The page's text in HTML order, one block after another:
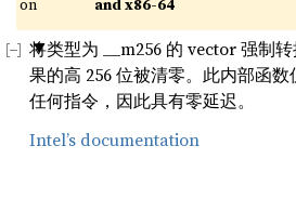
将类型为 __m256 的 vector 强制
果的高 256 位被清零。此内部函
任何指令，因此具有零延迟。
Intel’s documentation